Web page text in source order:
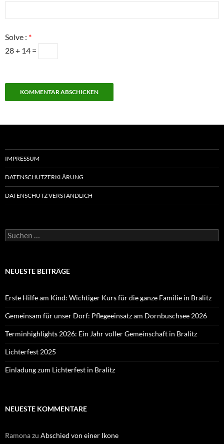
Solve : *
28 + 14 =
IMPRESSUM
DATENSCHUTZERKLÄRUNG
DATENSCHUTZ VERSTÄNDLICH
Suchen
nach:
NEUESTE BEITRÄGE
Erste Hilfe am Kind: Wichtiger Kurs für die ganze Familie in Bralitz
Gemeinsam für unser Dorf: Pflegeeinsatz am Dornbuschsee 2026
Terminhighlights 2026: Ein Jahr voller Gemeinschaft in Bralitz
Lichterfest 2025
Einladung zum Lichterfest in Bralitz
NEUESTE KOMMENTARE
Ramonazu Abschied von einer Ikone